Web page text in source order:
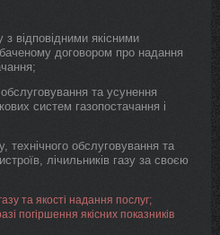
відповідними якісними
договором про надання
та усунення
систем газопостачання і
технічного обслуговування та
лічильників газу за своєю
та якості надання послуг;
погіршення якісних показників